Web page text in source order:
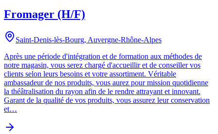
Fromager (H/F)
Saint-Denis-lès-Bourg, Auvergne-Rhône-Alpes
Après une période d'intégration et de formation aux méthodes de
notre magasin, vous serez chargé d'accueillir et de conseiller vos
clients selon leurs besoins et votre assortiment. Véritable
ambassadeur de nos produits, vous aurez pour mission quotidienne
la théâtralisation du rayon afin de le rendre attrayant et innovant.
Garant de la qualité de vos produits, vous assurez leur conservation
et…